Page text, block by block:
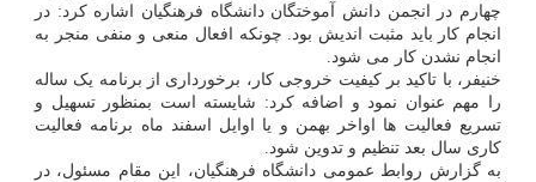
چهارم در انجمن دانش آموختگان دانشگاه فرهنگیان اشاره کرد: در
انجام کار باید مثبت اندیش بود. چونکه افعال منعی و منفی منجر به
انجام نشدن کار می شود.
خنیفر، با تاکید بر کیفیت خروجی کار، برخورداری از برنامه یک ساله
را مهم عنوان نمود و اضافه کرد: شایسته است بمنظور تسهیل و
تسریع فعالیت ها اواخر بهمن و یا اوایل اسفند ماه برنامه فعالیت
کاری سال بعد تنظیم و تدوین شود.
به گزارش روابط عمومی دانشگاه فرهنگیان، این مقام مسئول، در